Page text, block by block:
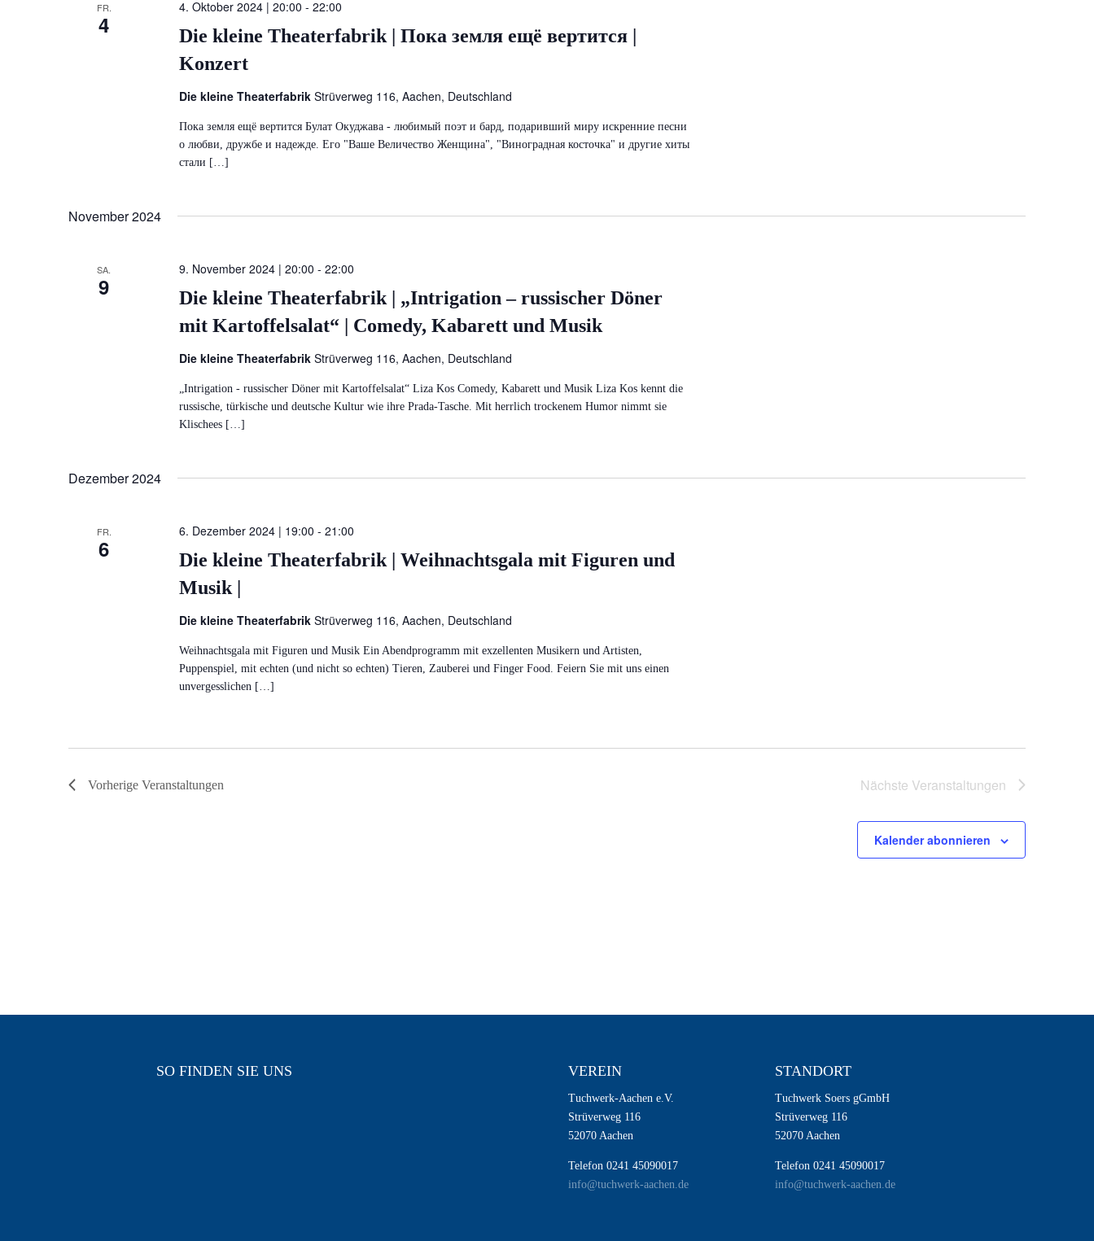
FR.
4
Die kleine Theaterfabrik | Пока земля ещё вертится |
Konzert
4. Oktober 2024 | 20:00 - 22:00
Die kleine Theaterfabrik Strüverweg 116, Aachen, Deutschland
Пока земля ещё вертится Булат Окуджава - любимый поэт и бард, подаривший миру искренние песни
о любви, дружбе и надежде. Его "Ваше Величество Женщина", "Виноградная косточка" и другие хиты
стали […]
November 2024
SA.
9
Die kleine Theaterfabrik | „Intrigation – russischer Döner
mit Kartoffelsalat“ | Comedy, Kabarett und Musik
9. November 2024 | 20:00 - 22:00
Die kleine Theaterfabrik Strüverweg 116, Aachen, Deutschland
„Intrigation - russischer Döner mit Kartoffelsalat“ Liza Kos Comedy, Kabarett und Musik Liza Kos kennt die
russische, türkische und deutsche Kultur wie ihre Prada-Tasche. Mit herrlich trockenem Humor nimmt sie
Klischees […]
Dezember 2024
FR.
6
Die kleine Theaterfabrik | Weihnachtsgala mit Figuren und
Musik |
6. Dezember 2024 | 19:00 - 21:00
Die kleine Theaterfabrik Strüverweg 116, Aachen, Deutschland
Weihnachtsgala mit Figuren und Musik Ein Abendprogramm mit exzellenten Musikern und Artisten,
Puppenspiel, mit echten (und nicht so echten) Tieren, Zauberei und Finger Food. Feiern Sie mit uns einen
unvergesslichen […]
Vorherige Veranstaltungen Nächste Veranstaltungen
Kalender abonnieren
SO FINDEN SIE UNS VEREIN
Tuchwerk-Aachen e.V.
Strüverweg 116
52070 Aachen
Telefon 0241 45090017
info@tuchwerk-aachen.de
STANDORT
Tuchwerk Soers gGmbH
Strüverweg 116
52070 Aachen
Telefon 0241 45090017
info@tuchwerk-aachen.de